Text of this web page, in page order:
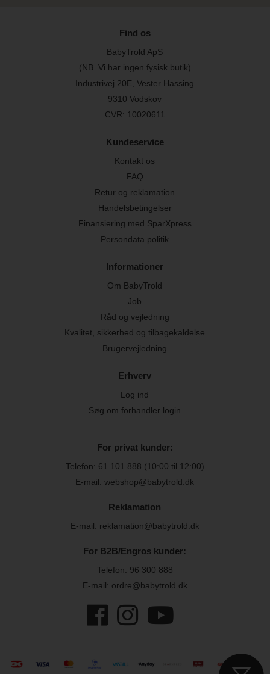
Find os
BabyTrold ApS
(NB. Vi har ingen fysisk butik)
Industrivej 20E, Vester Hassing
9310 Vodskov
CVR: 10020611
Kundeservice
Kontakt os
FAQ
Retur og reklamation
Handelsbetingelser
Finansiering med SparXpress
Persondata politik
Informationer
Om BabyTrold
Job
Råd og vejledning
Kvalitet, sikkerhed og tilbagekaldelse
Brugervejledning
Erhverv
Log ind
Søg om forhandler login
For privat kunder:
Telefon: 61 101 888 (10:00 til 12:00)
E-mail: webshop@babytrold.dk
Reklamation
E-mail: reklamation@babytrold.dk
For B2B/Engros kunder:
Telefon: 96 300 888
E-mail: ordre@babytrold.dk